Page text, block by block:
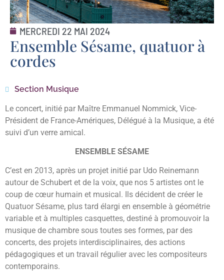
MERCREDI 22 MAI 2024
Ensemble Sésame, quatuor à
cordes
Section Musique
Le concert, initié par Maître Emmanuel Nommick, Vice-
Président de France-Amériques, Délégué à la Musique, a été
suivi d’un verre amical.
ENSEMBLE SÉSAME
C’est en 2013, après un projet initié par Udo Reinemann
autour de Schubert et de la voix, que nos 5 artistes ont le
coup de cœur humain et musical. Ils décident de créer le
Quatuor Sésame, plus tard élargi en ensemble à géométrie
variable et à multiples casquettes, destiné à promouvoir la
musique de chambre sous toutes ses formes, par des
concerts, des projets interdisciplinaires, des actions
pédagogiques et un travail régulier avec les compositeurs
contemporains.